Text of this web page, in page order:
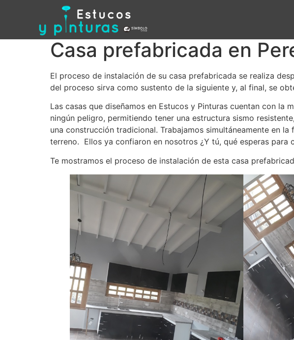
Casa prefabricada en
El proceso de instalación de su casa prefabricada se realiza
del proceso sirva como sustento de la siguiente y, al final, se
Las casas que diseñamos en Estucos y Pinturas cuentan con
ningún peligro, permitiendo tener una estructura sismo
una construcción tradicional. Trabajamos simultáneamente en
terreno. Ellos ya confiaron en nosotros ¿Y tú, qué esperas para
Te mostramos el proceso de instalación de esta casa